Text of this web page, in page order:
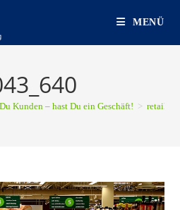
MENÜ
Kunden – hast Du ein Geschäft! > retail-